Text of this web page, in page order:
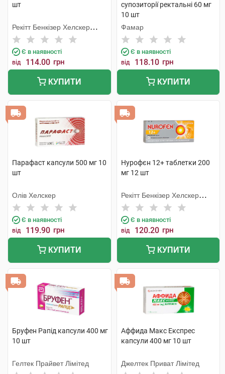
шт
Рекітт Бенкізер Хелскер
Інтернешнл
Є в наявності
від 114.00 грн
КУПИТИ
супозиторії ректальні 60 мг
10 шт
Фамар
Є в наявності
від 118.10 грн
КУПИТИ
Парафаст капсули 500 мг 10
шт
Олів Хелскер
Є в наявності
від 119.90 грн
КУПИТИ
Нурофєн 12+ таблетки 200
мг 12 шт
Рекітт Бенкізер Хелскер
Інтернешнл
Є в наявності
від 120.20 грн
КУПИТИ
Бруфен Рапід капсули 400 мг
10 шт
Гелтек Прайвет Лімітед
Аффида Макс Експрес
капсули 400 мг 10 шт
Джелтек Приват Лімітед